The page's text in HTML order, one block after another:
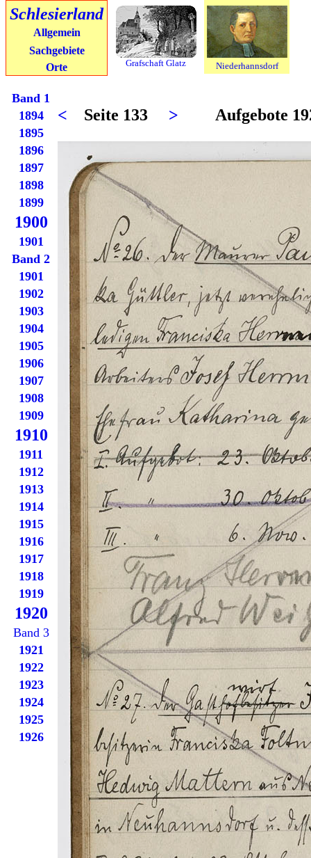
Niederhannsdorf
Grafschaft Glatz
Schlesierland
Allgemein
Sachgebiete
Orte
Band 1
1894
1895
1896
1897
1898
1899
1900
1901
Band 2
1901
1902
1903
1904
1905
1906
1907
1908
1909
1910
1911
1912
1913
1914
1915
1916
1917
1918
1919
1920
Band 3
1921
1922
1923
1924
1925
1926
< Seite 133 > Aufgebote